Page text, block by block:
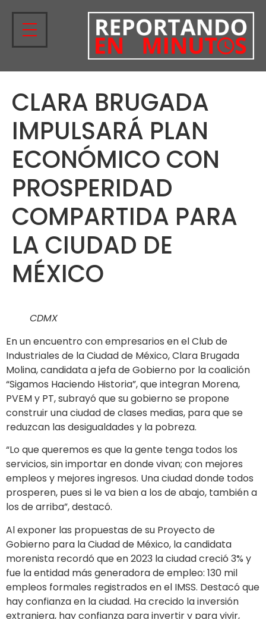
CLARA BRUGADA
IMPULSARÁ PLAN
ECONÓMICO CON
PROSPERIDAD
COMPARTIDA PARA
LA CIUDAD DE
MÉXICO
CDMX
En un encuentro con empresarios en el Club de
Industriales de la Ciudad de México, Clara Brugada
Molina, candidata a jefa de Gobierno por la coalición
“Sigamos Haciendo Historia”, que integran Morena,
PVEM y PT, subrayó que su gobierno se propone
construir una ciudad de clases medias, para que se
reduzcan las desigualdades y la pobreza.
“Lo que queremos es que la gente tenga todos los
servicios, sin importar en donde vivan; con mejores
empleos y mejores ingresos. Una ciudad donde todos
prosperen, pues si le va bien a los de abajo, también a
los de arriba”, destacó.
Al exponer las propuestas de su Proyecto de
Gobierno para la Ciudad de México, la candidata
morenista recordó que en 2023 la ciudad creció 3% y
fue la entidad más generadora de empleo: 130 mil
empleos formales registrados en el IMSS. Destacó que
hay confianza en la ciudad. Ha crecido la inversión
extranjera, hay confianza para invertir y para vivir,